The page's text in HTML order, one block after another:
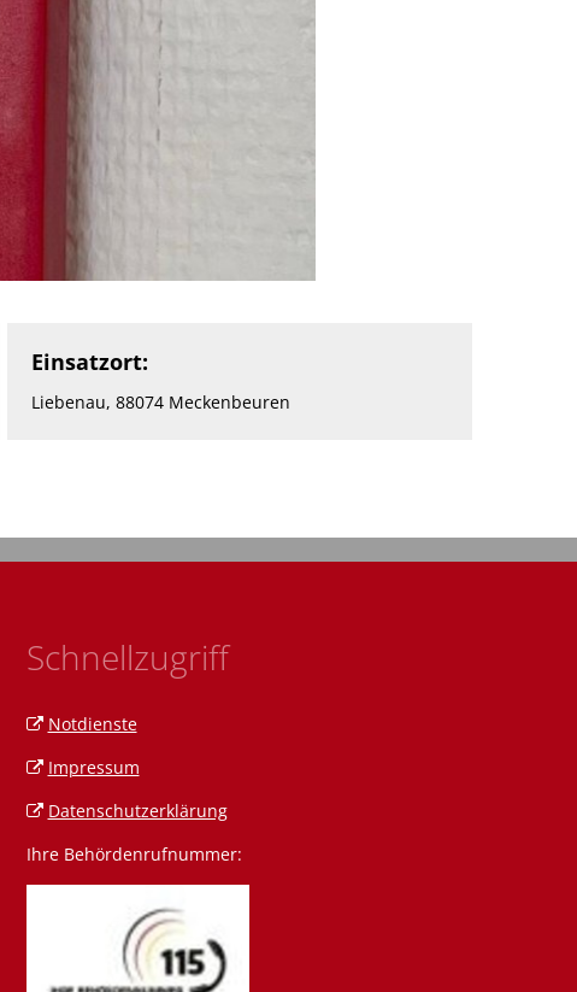
Einsatzort:
Liebenau, 88074 Meckenbeuren
Schnellzugriff
Notdienste
Impressum
Datenschutzerklärung
Ihre Behördenrufnummer: